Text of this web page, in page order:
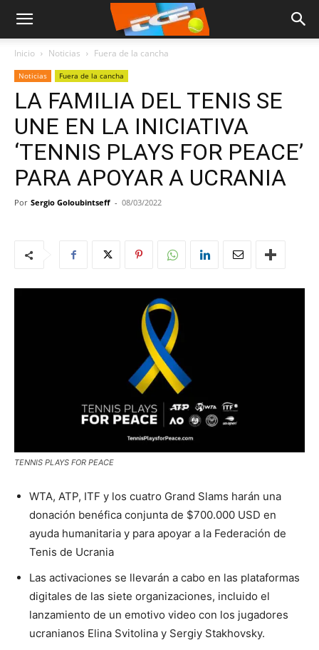
Inicio Noticias Fuera de la cancha
Noticias Fuera de la cancha
LA FAMILIA DEL TENIS SE
UNE EN LA INICIATIVA
‘TENNIS PLAYS FOR PEACE’
PARA APOYAR A UCRANIA
Por Sergio Goloubintseff - 08/03/2022
TENNIS PLAYS FOR PEACE
WTA, ATP, ITF y los cuatro Grand Slams harán una
donación benéfica conjunta de $700.000 USD en
ayuda humanitaria y para apoyar a la Federación de
Tenis de Ucrania
Las activaciones se llevarán a cabo en las plataformas
digitales de las siete organizaciones, incluido el
lanzamiento de un emotivo video con los jugadores
ucranianos Elina Svitolina y Sergiy Stakhovsky.